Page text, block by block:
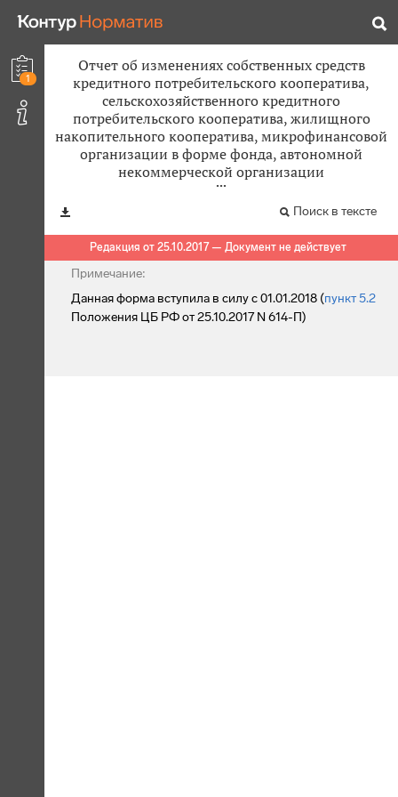
1
Отчет об изменениях собственных средств
кредитного потребительского кооператива,
сельскохозяйственного кредитного
потребительского кооператива, жилищного
накопительного кооператива, микрофинансовой
организации в форме фонда, автономной
некоммерческой организации
Поиск в тексте
Редакция от 25.10.2017 — Документ не действует
Примечание:
Данная форма вступила в силу с 01.01.2018 (пункт 5.2
Положения ЦБ РФ от 25.10.2017 N 614-П)